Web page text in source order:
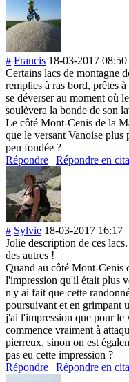
# Francis 18-03-2017 08:50
Certains lacs de montagne
remplies à ras bord, prêtes
se déverser au moment où
soulèvera la bonde de son
Le côté Mont-Cenis de la
que le versant Vanoise plus
peu fondée ?
Répondre | Répondre en
# Sylvie 18-03-2017 16:17
Jolie description de ces
des autres !
Quand au côté Mont-Cenis
l'impression qu'il était plus
n'y ai fait que cette
poursuivant et en grimpant
j'ai l'impression que pour le
commence vraiment à
pierreux, sinon on est
pas eu cette impression ?
Répondre | Répondre en